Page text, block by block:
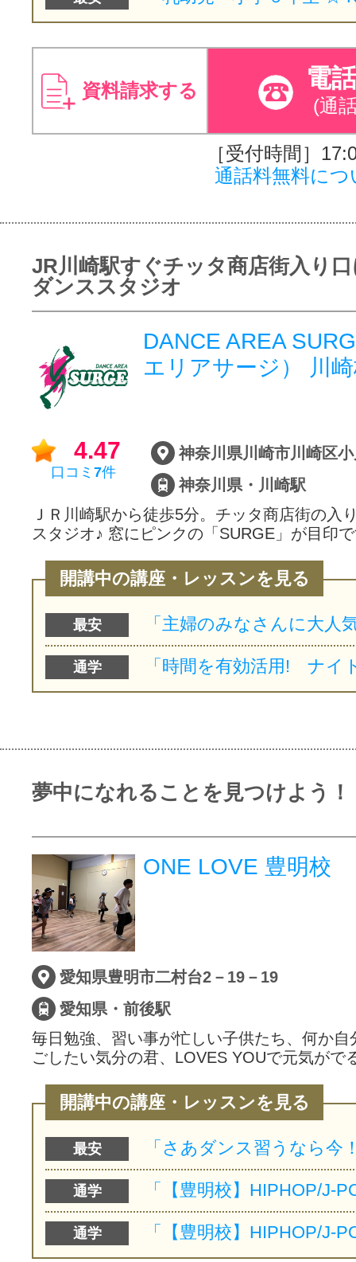
資料請求する 電
(通
［受付時間］
通話料無料につ
JR川崎駅すぐチッタ商店街入り
ダンススタジオ
DANCE AREA
エリアサージ） 川
4.47
口コミ 7件
神奈川県・川崎駅
ＪＲ川崎駅から徒歩5分。チッタ商店街の入
スタジオ♪ 窓にピンクの「SURGE」が目印
開講中の講座・レッスンを見る
最安
通学
夢中になれることを見つけよう！
ONE LOVE 豊明校
愛知県豊明市二村台2－19－19
愛知県・前後駅
毎日勉強、習い事が忙しい子供たち、何か自
ごしたい気分の君、LOVES YOUで元気がで
開講中の講座・レッスンを見る
最安
通学
通学